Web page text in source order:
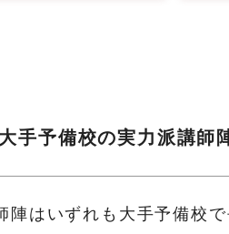
大手予備校の実力派講師
陣はいずれも大手予備校